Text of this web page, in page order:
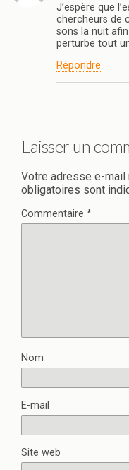
J’espère que
chercheurs de
sons la nuit
perturbe tout
Répondre
Laisser un
Votre adresse e-mail
obligatoires sont
Commentaire *
Nom
E-mail
Site web